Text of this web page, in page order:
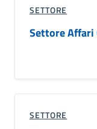
SETTORE
Settore
SETTORE